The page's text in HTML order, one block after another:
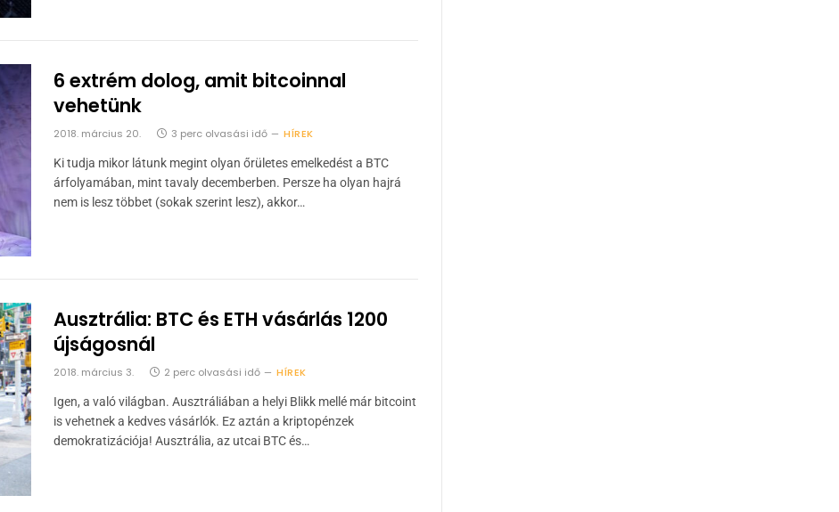
6 extrém dolog, amit bitcoinnal
vehetünk
2018. március 20. 3 perc olvasási idő HÍREK
Ki tudja mikor látunk megint olyan őrületes emelkedést a BTC
árfolyamában, mint tavaly decemberben. Persze ha olyan hajrá
nem is lesz többet (sokak szerint lesz), akkor…
Ausztrália: BTC és ETH vásárlás 1200
újságosnál
2018. március 3. 2 perc olvasási idő HÍREK
Igen, a való világban. Ausztráliában a helyi Blikk mellé már bitcoint
is vehetnek a kedves vásárlók. Ez aztán a kriptopénzek
demokratizációja! Ausztrália, az utcai BTC és…